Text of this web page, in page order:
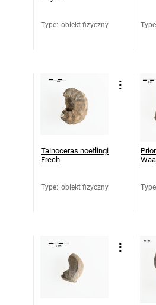
Type: obiekt fizyczny Type
Tainoceras noetlingi
Frech
Type: obiekt fizyczny Type